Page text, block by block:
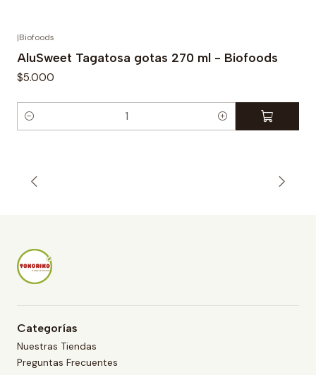
|Biofoods
AluSweet Tagatosa gotas 270 ml - Biofoods
$5.000
d
Categorías
Nuestras Tiendas
Preguntas Frecuentes